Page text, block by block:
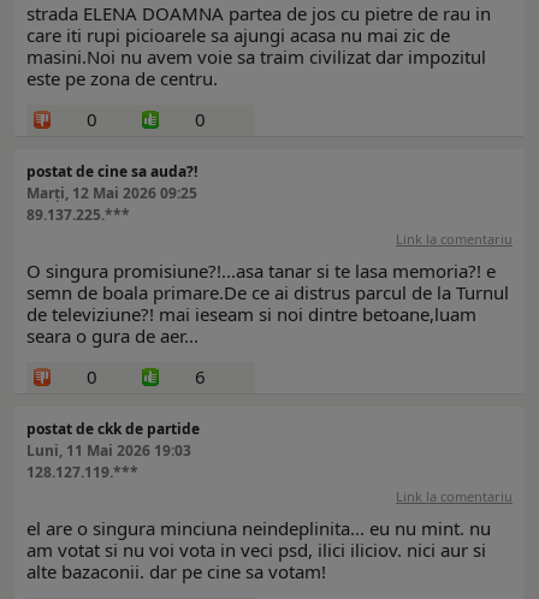
strada ELENA DOAMNA partea de jos cu pietre de rau in
care iti rupi picioarele sa ajungi acasa nu mai zic de
masini.Noi nu avem voie sa traim civilizat dar impozitul
este pe zona de centru.
0
0
postat de cine sa auda?!
Marți, 12 Mai 2026 09:25
89.137.225.***
Link la comentariu
O singura promisiune?!...asa tanar si te lasa memoria?! e
semn de boala primare.De ce ai distrus parcul de la Turnul
de televiziune?! mai ieseam si noi dintre betoane,luam
seara o gura de aer...
0
6
postat de ckk de partide
Luni, 11 Mai 2026 19:03
128.127.119.***
Link la comentariu
el are o singura minciuna neindeplinita... eu nu mint. nu
am votat si nu voi vota in veci psd, ilici iliciov. nici aur si
alte bazaconii. dar pe cine sa votam!